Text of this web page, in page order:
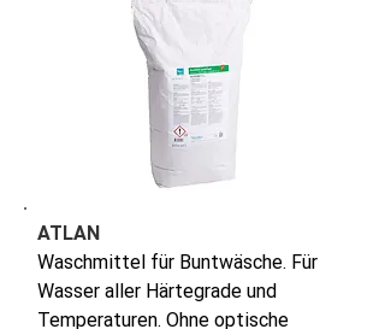
ATLAN
Waschmittel für Buntwäsche. Für
Wasser aller Härtegrade und
Temperaturen. Ohne optische